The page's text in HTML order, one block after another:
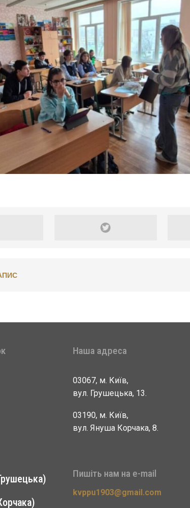
Наша адреса
03067, м. Київ,
вул. Грушецька, 13.
03190, м. Київ,
вул. Януша Корчака, 8.
Пишіть нам на e-mail
kvppu1903@gmail.com